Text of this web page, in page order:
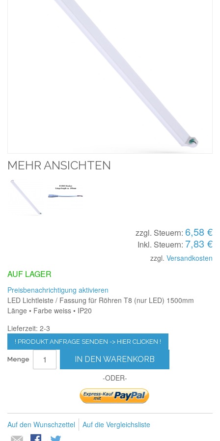
MEHR ANSICHTEN
zzgl. Steuern: 6,58 €
Inkl. Steuern: 7,83 €
zzgl. Versandkosten
AUF LAGER
Preisbenachrichtigung aktivieren
LED Lichtleiste / Fassung für Röhren T8 (nur LED) 1500mm
Länge • Farbe weiss • IP20
Lieferzeit: 2-3
! PRODUKT ANFRAGE SENDEN -> HIER CLICKEN !
Menge IN DEN WARENKORB
-ODER-
Auf den Wunschzettel Auf die Vergleichsliste